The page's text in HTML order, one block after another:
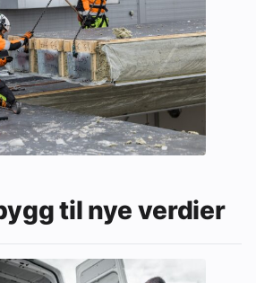
til nye verdier